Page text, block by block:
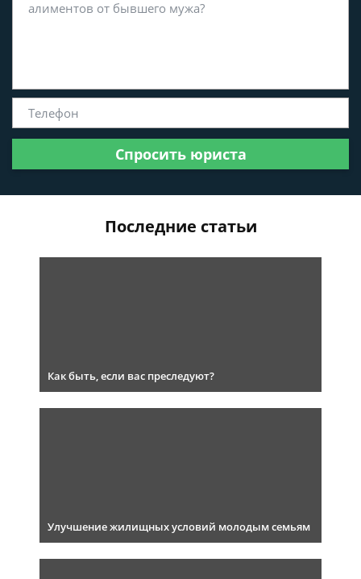
Спросить юриста
Последние статьи
Как быть, если вас преследуют?
Улучшение жилищных условий молодым семьям